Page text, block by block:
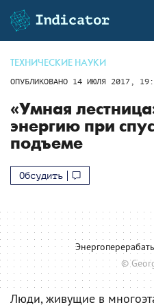
ТЕХНИЧЕСКИЕ НАУКИ
ОПУБЛИКОВАНО 14 ИЮЛЯ 2017,
«Умная
энергию при
подъеме
Обсудить
©
Люди, живущие в